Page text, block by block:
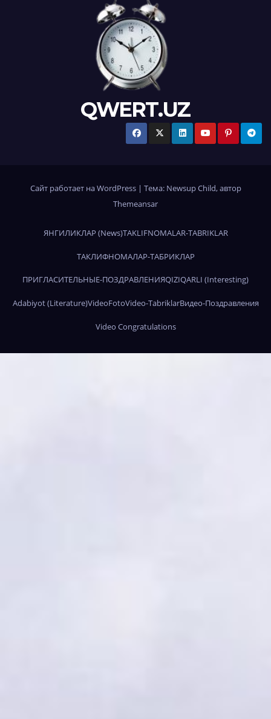
QWERT.UZ
Сайт работает на WordPress | Тема: Newsup Child, автор
Themeansar
ЯНГИЛИКЛАР (News)TAKLIFNOMALAR-TABRIKLAR
ТАКЛИФНОМАЛАР-ТАБРИКЛАР
ПРИГЛАСИТЕЛЬНЫЕ-ПОЗДРАВЛЕНИЯQIZIQARLI (Interesting)
Adabiyot (Literature)VideoFotoVideo-TabriklarВидео-Поздравления
Video Congratulations